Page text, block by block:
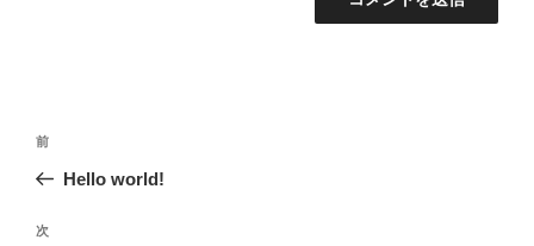
投
ビ
前
の
稿
前
Hello world!
次
次